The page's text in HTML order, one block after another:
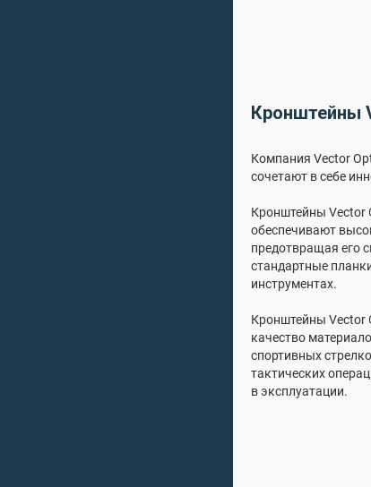
Кронштейны
Компания Vector
сочетают в себе
Кронштейны Vector
обеспечивают
предотвращая его
стандартные
инструментах.
Кронштейны Vector
качество
спортивных
тактических
в эксплуатации.